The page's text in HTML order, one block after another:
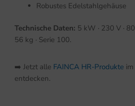
Robustes Edelstahlgehäuse
Technische Daten: 5 kW · 230 V ·
56 kg · Serie 100.
➡️ Jetzt alle FAINCA HR-Produkte
entdecken.